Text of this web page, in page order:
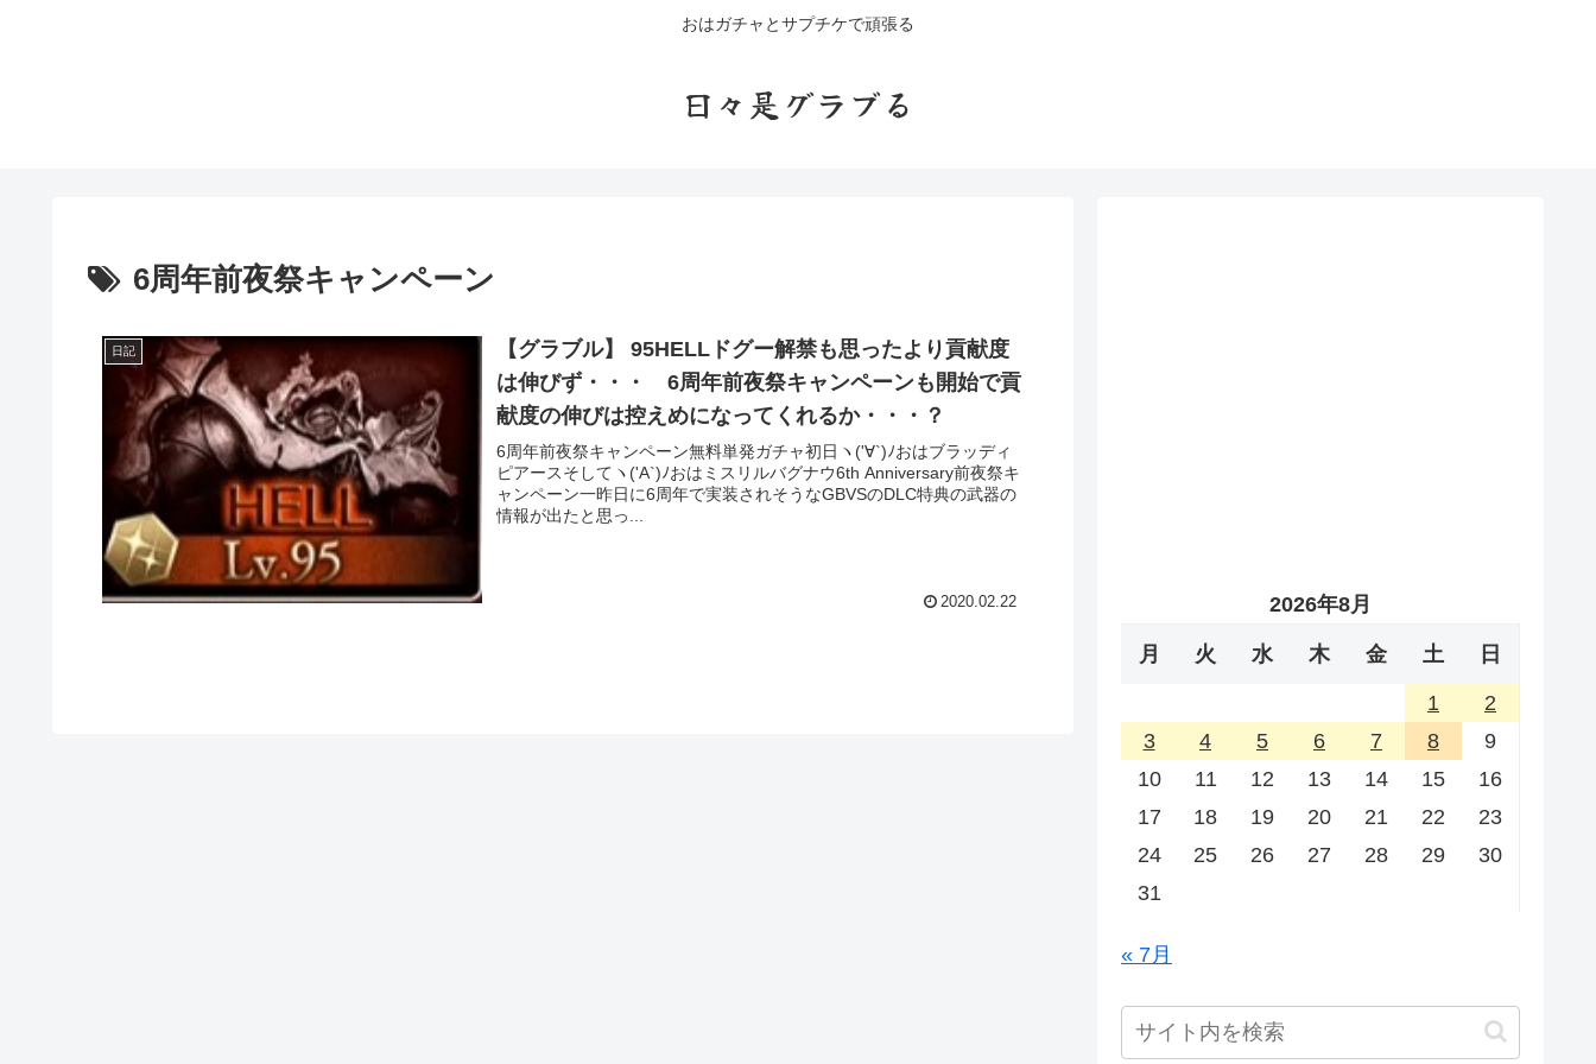
おはガチャとサプチケで頑張る
日々是グラブる
6周年前夜祭キャンペーン
日記
【グラブル】 95HELLドグー解禁も思ったより貢献度
は伸びず・・・ 6周年前夜祭キャンペーンも開始で貢
献度の伸びは控えめになってくれるか・・・？
6周年前夜祭キャンペーン無料単発ガチャ初日ヽ('∀`)ﾉおはブラッディ
ピアースそしてヽ('A`)ﾉおはミスリルバグナウ6th Anniversary前夜祭キ
ャンペーン一昨日に6周年で実装されそうなGBVSのDLC特典の武器の
情報が出たと思っ...
2020.02.22 2026年8月
月 火 水 木 金 土 日
1
2
3
4 5 6 7 8
9
10
11 12 13 14 15
16
17
18 19 20 21 22
23
24
25 26 27 28 29
30
31
« 7月